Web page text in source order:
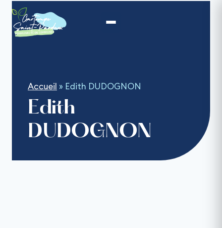
contenu
Accueil » Edith DUDOGNON
Edith
DUDOGNON